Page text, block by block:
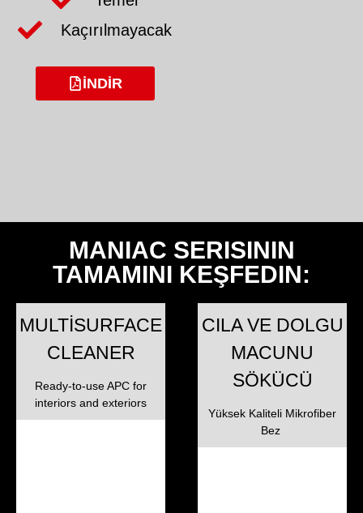
Kaçırılmayacak
İNDIR
MANIAC SERISININ
TAMAMINI KEŞFEDIN:
MULTISURFACE
CLEANER
Ready-to-use APC for
interiors and exteriors
CILA VE DOLGU
MACUNU
SÖKÜCÜ
Yüksek Kaliteli Mikrofiber
Bez